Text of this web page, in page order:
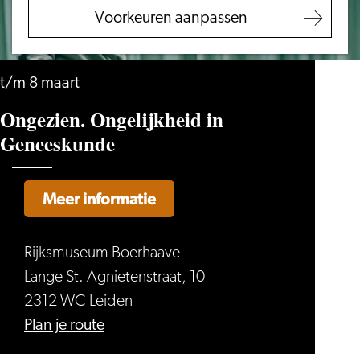
Voorkeuren aanpassen
Regio Leiden
t/m 8 maart
Ongezien. Ongelijkheid in
Geneeskunde
Rijksmuseum Boerhaave
Lange St. Agnietenstraat, 10
2312 WC Leiden
Plan je routenaar
Meer informatie